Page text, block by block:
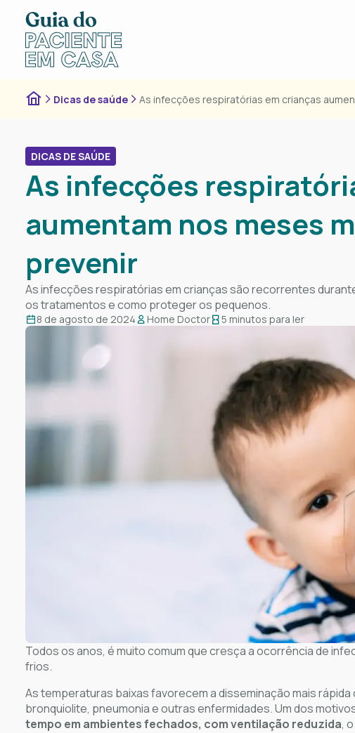
Dicas de saúde As infecções respiratórias em crianças
DICAS DE SAÚDE
As infecções
aumentam nos meses
prevenir
As infecções respiratórias em crianças são recorrentes
os tratamentos e como proteger os pequenos.
8 de agosto de 2024 Home Doctor 5 minutos para ler
Todos os anos, é muito comum que cresça a ocorrência de
frios.
As temperaturas baixas favorecem a disseminação mais
bronquiolite, pneumonia e outras enfermidades. Um dos
tempo em ambientes fechados, com ventilação reduzida,